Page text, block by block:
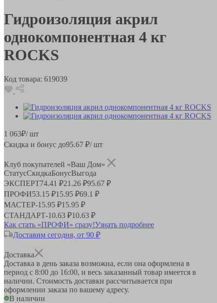
Гидроизоляция акрил
однокомпонентная 4 кг
ROCKS
Код товара: 619039
1 063₽/ шт
Скидка и бонус до95.67 ₽/ шт
Клуб покупателей «Ваш Дом»
СтатусСкидкаБонусВыгода
ЭКСПЕРТ74.41 ₽21.26 ₽95.67 ₽
ПРОФИ53.15 ₽15.95 ₽69.1 ₽
МАСТЕР-15.95 ₽15.95 ₽
СТАНДАРТ-10.63 ₽10.63 ₽
Как стать «ПРОФИ» сразу!Узнать подробнее
Доставим сегодня, от 90 ₽
Доставка
Доставка в день заказа возможна, если она оформлена в
период с 8:00 до 16:00, и весь заказанный товар имеется в
наличии. Стоимость доставки рассчитывается при
оформлении заказа по вашему адресу.
В наличии